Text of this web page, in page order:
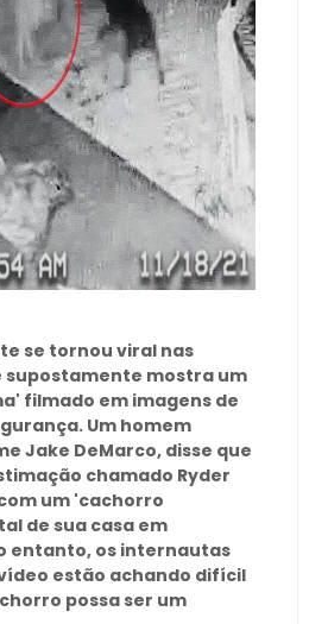
se tornou viral nas
supostamente mostra um
filmado em imagens de
Um homem
Jake DeMarco, disse que
chamado Ryder
um 'cachorro
de sua casa em
entanto, os internautas
estão achando difícil
possa ser um